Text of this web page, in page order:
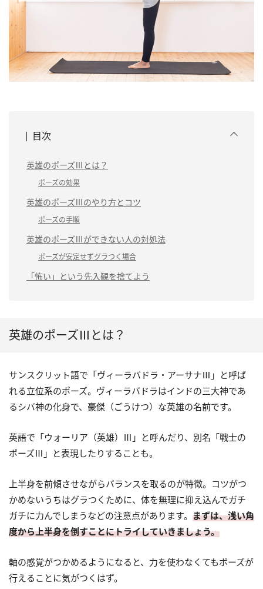
目次
英雄のポーズⅢとは？
ポーズの効果
英雄のポーズⅢのやり方とコツ
ポーズの手順
英雄のポーズⅢができない人の対処法
ポーズが安定せずグラつく場合
「怖い」という先入観を捨てよう
英雄のポーズⅢとは？
サンスクリット語で「ヴィーラバドラ・アーサナⅢ」と呼ば
れる立位系のポーズ。ヴィーラバドラはインドの三大神であ
るシバ神の化身で、豪傑（ごうけつ）な英雄の名前です。
英語で「ウォーリア（英雄）Ⅲ」と呼んだり、別名「戦士の
ポーズⅢ」と表現したりすることも。
上半身を前傾させながらバランスを取るのが特徴。コツがつ
かめないうちはグラつくために、体を無理に抑え込んでガチ
ガチに力んでしまうなどの注意点があります。 まずは、浅い角
度から上半身を倒すことにトライしていきましょう。
軸の感覚がつかめるようになると、力を使わなくてもポーズが
行えることに気がつくはず。